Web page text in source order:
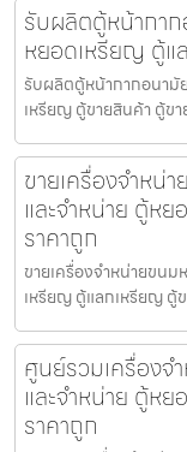
รับผลิตตู้หน้ากา
หยอดเหรียญ ตู้แ
รับผลิตตู้หน้ากากอนามั
เหรียญ ตู้ขายสินค้า ตู้ข
ขายเครื่องจำห
และจำหน่าย ตู้ห
ราคาถูก
ขายเครื่องจำหน่ายขน
เหรียญ ตู้แลกเหรียญ ตู้
ศูนย์รวมเครื่อง
และจำหน่าย ตู้ห
ราคาถูก